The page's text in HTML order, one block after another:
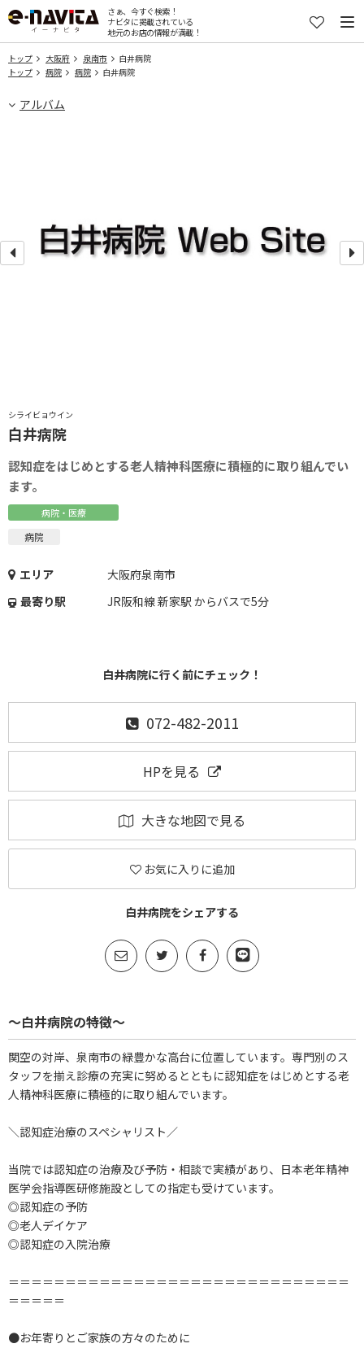
さぁ、今すぐ検索！
ナビタに掲載されている
地元のお店の情報が満載！
トップ 大阪府 泉南市
白井病院
トップ
病院 病院 白井病院
アルバム
シライビョウイン
白井病院
認知症をはじめとする老人精神科医療に積極的に取り組んでい
ます。
病院・医療
病院
エリア
大阪府泉南市
最寄り駅
JR阪和線 新家駅 からバスで5分
白井病院に行く前にチェック！
072-482-2011
HPを見る
大きな地図で見る
お気に入りに追加
白井病院をシェアする
～白井病院の特徴～
関空の対岸、泉南市の緑豊かな高台に位置しています。専門別のス
タッフを揃え診療の充実に努めるとともに認知症をはじめとする老
人精神科医療に積極的に取り組んでいます。
＼認知症治療のスペシャリスト／
当院では認知症の治療及び予防・相談で実績があり、日本老年精神
医学会指導医研修施設としての指定も受けています。
◎認知症の予防
◎老人デイケア
◎認知症の入院治療
＝＝＝＝＝＝＝＝＝＝＝＝＝＝＝＝＝＝＝＝＝＝＝＝＝＝＝＝＝＝
＝＝＝＝＝
●お年寄りとご家族の方々のために